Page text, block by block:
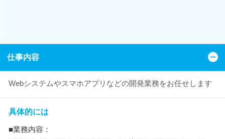
仕事内容
Webシステムやスマホアプリなどの開発業務をお任せします
具体的には
■業務内容：